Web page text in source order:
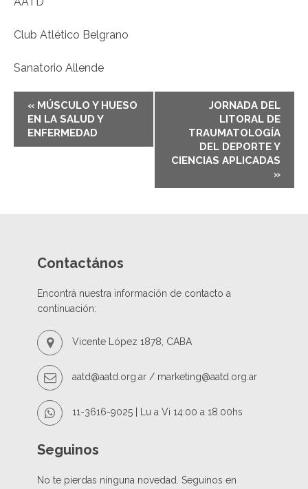
Club Atlético Belgrano
Sanatorio Allende
n
« MÚSCULO Y HUESO
EN LA SALUD Y
ENFERMEDAD
JORNADA DEL
LITORAL DE
TRAUMATOLOGÍA
DEL DEPORTE Y
CIENCIAS APLICADAS
»
Contactános
Encontrá nuestra información de contacto a
continuación:
Vicente López 1878, CABA
aatd@aatd.org.ar / marketing@aatd.org.ar
11-3616-9025 | Lu a Vi 14:00 a 18.00hs
Seguinos
No te pierdas ninguna novedad. Seguinos en